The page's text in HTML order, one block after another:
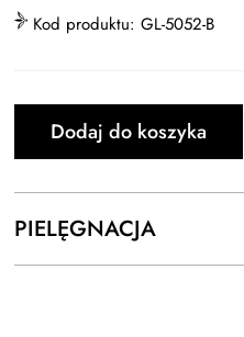
Kod produktu: GL-5052-B
Dodaj do koszyka
PIELĘGNACJA